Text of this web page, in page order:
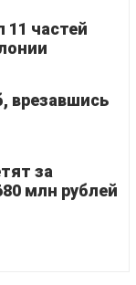
11 частей
врезавшись
за
млн рублей